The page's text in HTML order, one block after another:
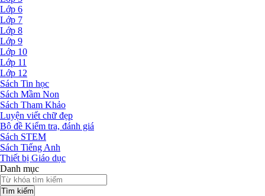
Lớp 6
Lớp 7
Lớp 8
Lớp 9
Lớp 10
Lớp 11
Lớp 12
Sách Tin học
Sách Mầm Non
Sách Tham Khảo
Luyện viết chữ đẹp
Bộ đề Kiểm tra, đánh giá
Sách STEM
Sách Tiếng Anh
Thiết bị Giáo dục
Danh mục
Tìm kiếm